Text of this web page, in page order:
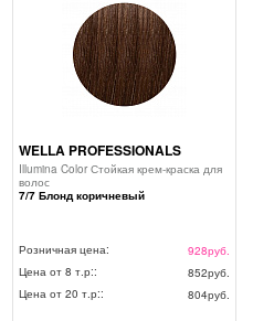
WELLA PROFESSIONALS
Illumina Color Стойкая крем-краска для
волос
7/7 Блонд коричневый
Розничная цена: 928руб.
Цена от 8 т.р::
852руб.
Цена от 20 т.р::
804руб.